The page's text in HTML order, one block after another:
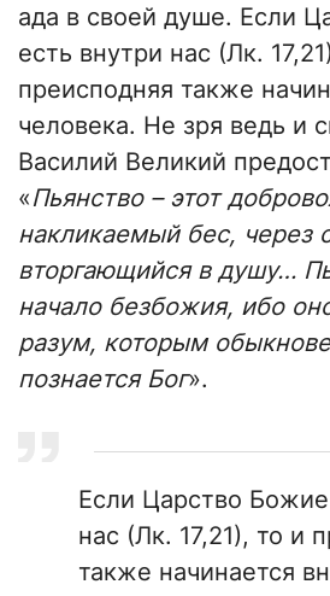
ада в своей душе. Если
есть внутри нас (Лк.
преисподняя также
человека. Не зря ведь и
Василий Великий
«Пьянство – этот
накликаемый бес, через
вторгающийся в душу…
начало безбожия, ибо
разум, которым
познается Бог».
Если Царство
нас (Лк. 17,21), то и
также начинается